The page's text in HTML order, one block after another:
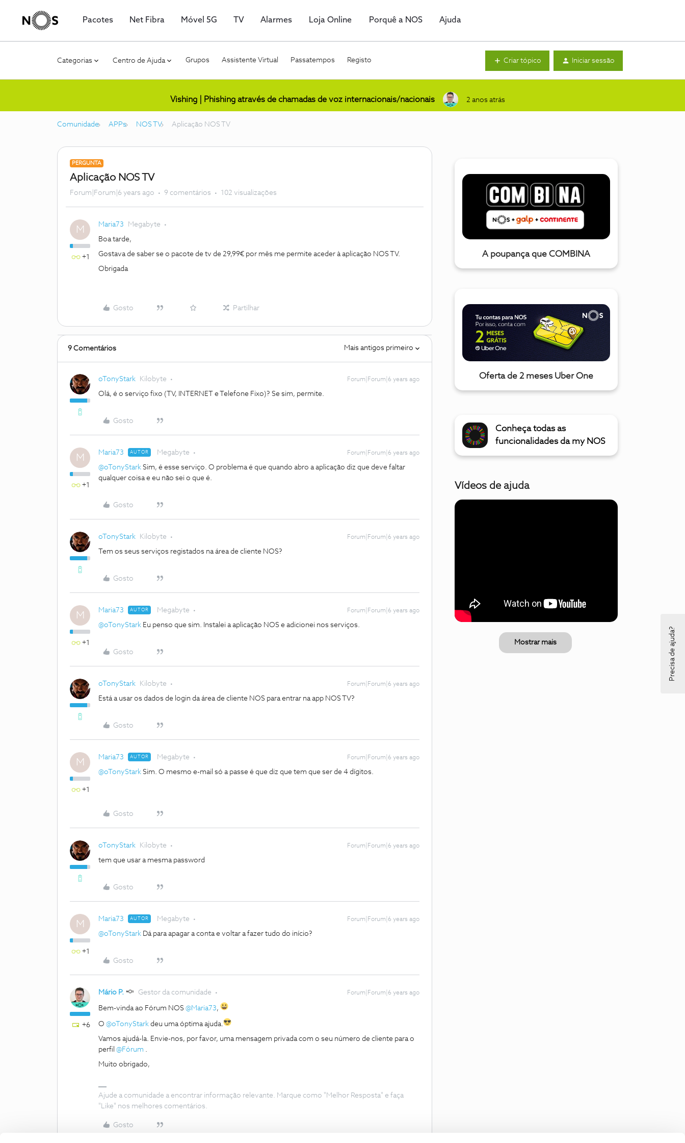
Pacotes Net Fibra Móvel 5G TV Alarmes Loja Online Porquê a NOS Ajuda
Categorias Centro de Ajuda Grupos Assistente Virtual Passatempos Registo Criar tópico Iniciar sessão
Vishing | Phishing através de chamadas de voz internacionais/nacionais 2 anos atrás
Comunidade APPs NOS TV Aplicação NOS TV
PERGUNTA
Aplicação NOS TV
Forum|Forum|6 years ago 9 comentários 102 visualizações
M
+1
Maria73 Megabyte
Boa tarde,
Gostava de saber se o pacote de tv de 29,99€ por mês me permite aceder à aplicação NOS TV.
Obrigada
Gosto Partilhar
9 Comentários Mais antigos primeiro
oTonyStark Kilobyte Forum|Forum|6 years ago
Olá, é o serviço fixo (TV, INTERNET e Telefone Fixo)? Se sim, permite.
Gosto
M
+1
Maria73 AUTOR Megabyte Forum|Forum|6 years ago
@oTonyStark Sim, é esse serviço. O problema é que quando abro a aplicação diz que deve faltar
qualquer coisa e eu não sei o que é.
Gosto
oTonyStark Kilobyte Forum|Forum|6 years ago
Tem os seus serviços registados na área de cliente NOS?
Gosto
M
+1
Maria73 AUTOR Megabyte Forum|Forum|6 years ago
@oTonyStark Eu penso que sim. Instalei a aplicação NOS e adicionei nos serviços.
Gosto
oTonyStark Kilobyte Forum|Forum|6 years ago
Está a usar os dados de login da área de cliente NOS para entrar na app NOS TV?
Gosto
M
+1
Maria73 AUTOR Megabyte Forum|Forum|6 years ago
@oTonyStark Sim. O mesmo e-mail só a passe é que diz que tem que ser de 4 dígitos.
Gosto
oTonyStark Kilobyte Forum|Forum|6 years ago
tem que usar a mesma password
Gosto
M
+1
Maria73 AUTOR Megabyte Forum|Forum|6 years ago
@oTonyStark Dá para apagar a conta e voltar a fazer tudo do início?
Gosto
+6
Mário P. Gestor da comunidade Forum|Forum|6 years ago
Bem-vinda ao Fórum NOS @Maria73,
O @oTonyStark deu uma óptima ajuda.
Vamos ajudá-la. Envie-nos, por favor, uma mensagem privada com o seu número de cliente para o
perfil @Fórum .
Muito obrigado,
Ajude a comunidade a encontrar informação relevante. Marque como "Melhor Resposta" e faça
"Like" nos melhores comentários.
Gosto
A poupança que COMBINA
Oferta de 2 meses Uber One
Conheça todas as
funcionalidades da my NOS
Vídeos de ajuda
Mostrar mais Precisa de ajuda?